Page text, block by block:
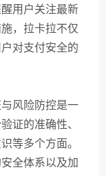
用户关注最新
，拉卡拉不仅
对支付安全的
风险防控是一
证的准确性、
等多个方面。
全体系以及加